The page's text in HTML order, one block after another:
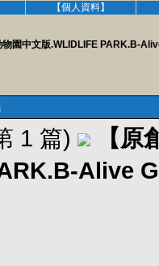
【個人資料】
物園中文版.WLIDLIFE PARK.B-
1 篇)
【
Alive